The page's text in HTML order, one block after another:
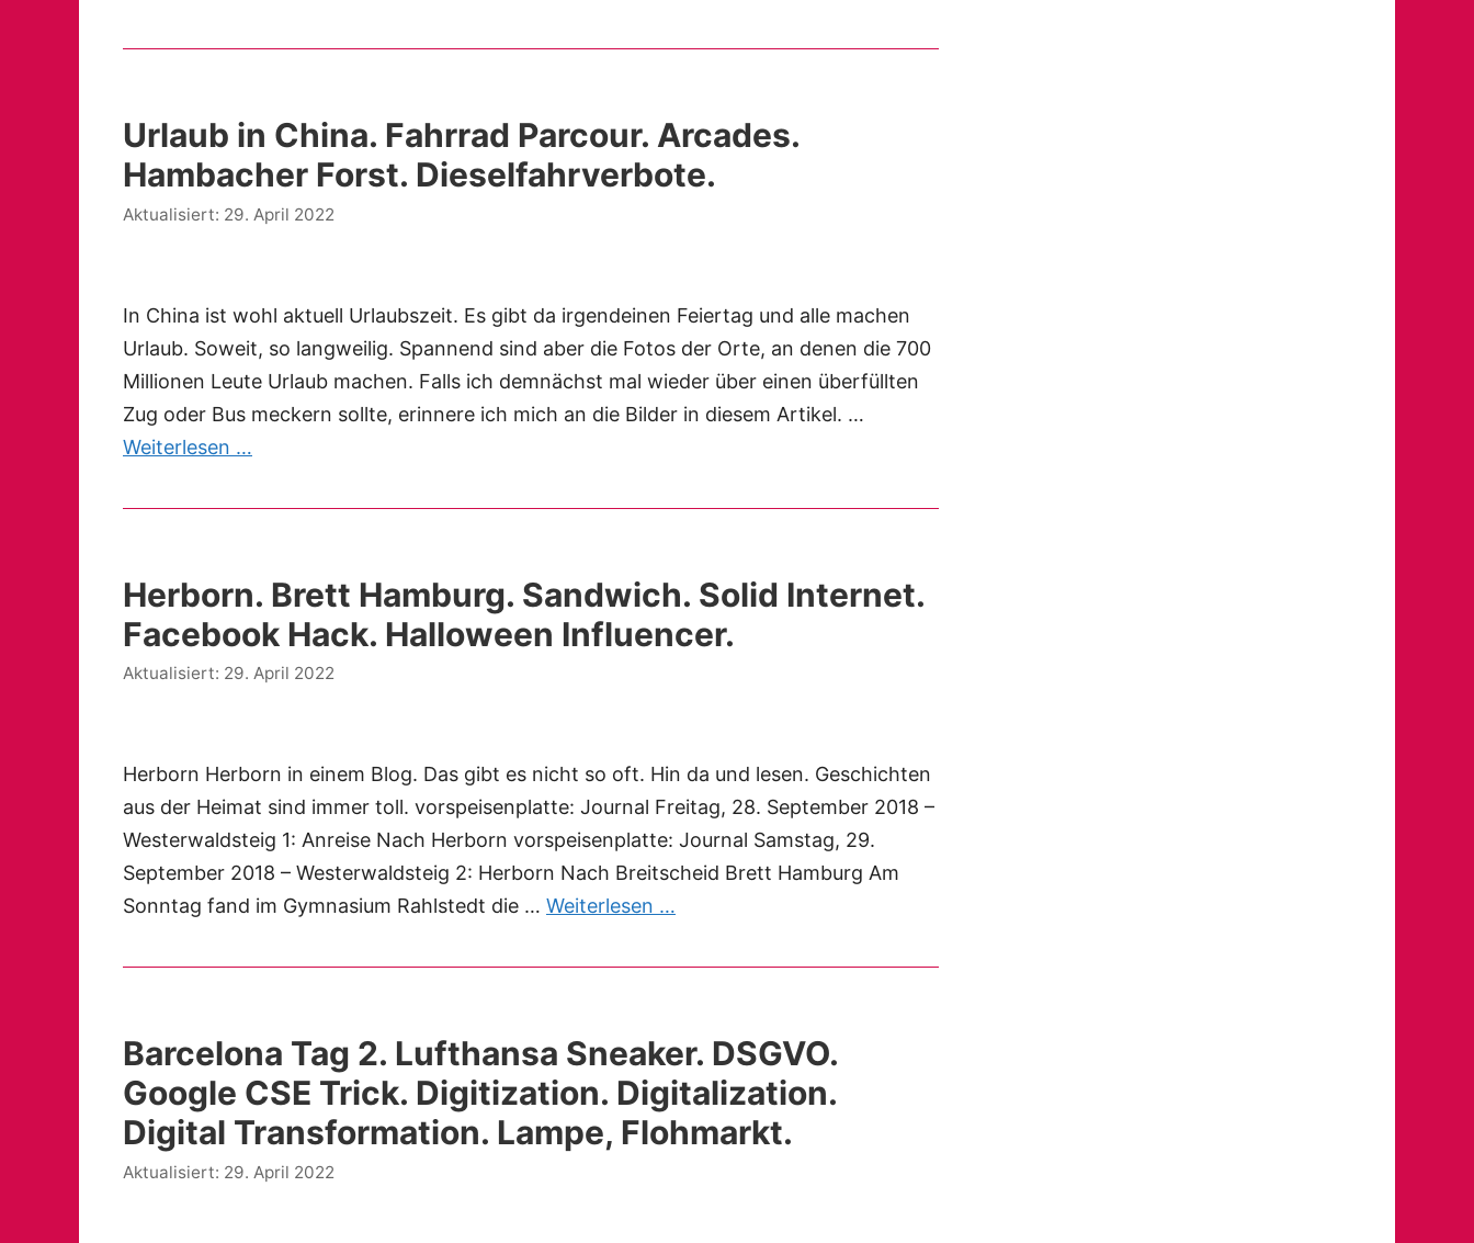
Urlaub in China. Fahrrad Parcour. Arcades.
Hambacher Forst. Dieselfahrverbote.
29. April 2022
In China ist wohl aktuell Urlaubszeit. Es gibt da irgendeinen Feiertag und alle machen
Urlaub. Soweit, so langweilig. Spannend sind aber die Fotos der Orte, an denen die 700
Millionen Leute Urlaub machen. Falls ich demnächst mal wieder über einen überfüllten
Zug oder Bus meckern sollte, erinnere ich mich an die Bilder in diesem Artikel. …
Weiterlesen …
Herborn. Brett Hamburg. Sandwich. Solid Internet.
Facebook Hack. Halloween Influencer.
29. April 2022
Herborn Herborn in einem Blog. Das gibt es nicht so oft. Hin da und lesen. Geschichten
aus der Heimat sind immer toll. vorspeisenplatte: Journal Freitag, 28. September 2018 –
Westerwaldsteig 1: Anreise Nach Herborn vorspeisenplatte: Journal Samstag, 29.
September 2018 – Westerwaldsteig 2: Herborn Nach Breitscheid Brett Hamburg Am
Sonntag fand im Gymnasium Rahlstedt die … Weiterlesen …
Barcelona Tag 2. Lufthansa Sneaker. DSGVO.
Google CSE Trick. Digitization. Digitalization.
Digital Transformation. Lampe, Flohmarkt.
29. April 2022